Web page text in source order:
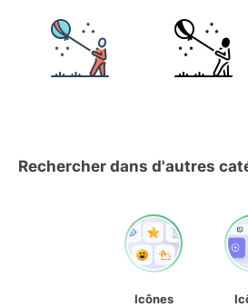
Rechercher dans d'autres
Icônes